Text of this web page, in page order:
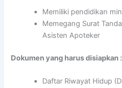
Memiliki pendidikan
Memegang Surat
Asisten Apoteker
Dokumen yang harus disiapkan :
Daftar Riwayat Hidup